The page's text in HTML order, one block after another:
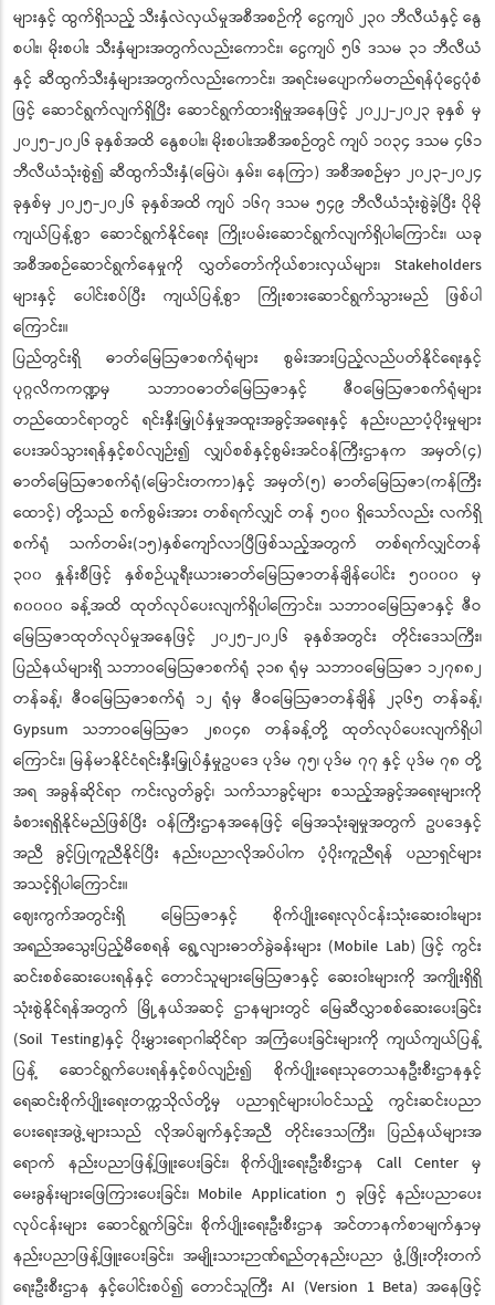
များနှင့် ထွက်ရှိသည့် သီးနှံလဲလှယ်မှုအစီအစဉ်ကို ငွေကျပ် ၂၃၀ ဘီလီယံနှင့် နွေ
စပါး၊ မိုးစပါး သီးနှံများအတွက်လည်းကောင်း၊ ငွေကျပ် ၅၆ ဒသမ ၃၁ ဘီလီယံ
နှင့် ဆီထွက်သီးနှံများအတွက်လည်းကောင်း၊ အရင်းမပျောက်မတည်ရန်ပုံငွေပုံစံ
ဖြင့် ဆောင်ရွက်လျက်ရှိပြီး ဆောင်ရွက်ထားရှိမှုအနေဖြင့် ၂၀၂၂-၂၀၂၃ ခုနှစ် မှ
၂၀၂၅-၂၀၂၆ ခုနှစ်အထိ နွေစပါး၊ မိုးစပါးအစီအစဉ်တွင် ကျပ် ၁၀၃၄ ဒသမ ၄၆၁
ဘီလီယံသုံးစွဲ၍ ဆီထွက်သီးနှံ(မြေပဲ၊ နှမ်း၊ နေကြာ) အစီအစဉ်မှာ ၂၀၂၃-၂၀၂၄
ခုနှစ်မှ ၂၀၂၅-၂၀၂၆ ခုနှစ်အထိ ကျပ် ၁၆၇ ဒသမ ၅၄၉ ဘီလီယံသုံးစွဲခဲ့ပြီး ပိုမို
ကျယ်ပြန့်စွာ ဆောင်ရွက်နိုင်ရေး ကြိုးပမ်းဆောင်ရွက်လျက်ရှိပါကြောင်း၊ ယခု
အစီအစဉ်ဆောင်ရွက်နေမှုကို လွှတ်တော်ကိုယ်စားလှယ်များ၊ Stakeholders
များနှင့် ပေါင်းစပ်ပြီး ကျယ်ပြန့်စွာ ကြိုးစားဆောင်ရွက်သွားမည် ဖြစ်ပါ
ကြောင်း။
ပြည်တွင်းရှိ ဓာတ်မြေဩဇာစက်ရုံများ စွမ်းအားပြည့်လည်ပတ်နိုင်ရေးနှင့်
ပုဂ္ဂလိကကဏ္ဍမှ သဘာဝဓာတ်မြေဩဇာနှင့် ဇီဝမြေဩဇာစက်ရုံများ
တည်ထောင်ရာတွင် ရင်းနှီးမြှုပ်နှံမှုအထူးအခွင့်အရေးနှင့် နည်းပညာပံ့ပိုးမှုများ
ပေးအပ်သွားရန်နှင့်စပ်လျဉ်း၍ လျှပ်စစ်နှင့်စွမ်းအင်ဝန်ကြီးဌာနက အမှတ်(၄)
ဓာတ်မြေဩဇာစက်ရုံ(မြောင်းတကာ)နှင့် အမှတ်(၅) ဓာတ်မြေဩဇာ(ကန်ကြီး
ထောင့်) တို့သည် စက်စွမ်းအား တစ်ရက်လျှင် တန် ၅၀၀ ရှိသော်လည်း လက်ရှိ
စက်ရုံ သက်တမ်း(၁၅)နှစ်ကျော်လာပြီဖြစ်သည့်အတွက် တစ်ရက်လျှင်တန်
၃၀၀ နှုန်းစီဖြင့် နှစ်စဉ်ယူရီးယားဓာတ်မြေဩဇာတန်ချိန်ပေါင်း ၅၀၀၀၀ မှ
၈၀၀၀၀ ခန့်အထိ ထုတ်လုပ်ပေးလျက်ရှိပါကြောင်း၊ သဘာဝမြေဩဇာနှင့် ဇီဝ
မြေဩဇာထုတ်လုပ်မှုအနေဖြင့် ၂၀၂၅-၂၀၂၆ ခုနှစ်အတွင်း တိုင်းဒေသကြီး၊
ပြည်နယ်များရှိ သဘာဝမြေဩဇာစက်ရုံ ၃၁၈ ရုံမှ သဘာဝမြေဩဇာ ၁၂၇၈၈၂
တန်ခန့်၊ ဇီဝမြေဩဇာစက်ရုံ ၁၂ ရုံမှ ဇီဝမြေဩဇာတန်ချိန် ၂၃၆၅ တန်ခန့်၊
Gypsum သဘာဝမြေဩဇာ ၂၈၀၄၈ တန်ခန့်တို့ ထုတ်လုပ်ပေးလျက်ရှိပါ
ကြောင်း၊ မြန်မာနိုင်ငံရင်းနှီးမြှုပ်နှံမှုဥပဒေ ပုဒ်မ ၇၅၊ ပုဒ်မ ၇၇ နှင့် ပုဒ်မ ၇၈ တို့
အရ အခွန်ဆိုင်ရာ ကင်းလွတ်ခွင့်၊ သက်သာခွင့်များ စသည့်အခွင့်အရေးများကို
ခံစားရရှိနိုင်မည်ဖြစ်ပြီး ဝန်ကြီးဌာနအနေဖြင့် မြေအသုံးချမှုအတွက် ဥပဒေနှင့်
အညီ ခွင့်ပြုကူညီနိုင်ပြီး နည်းပညာလိုအပ်ပါက ပံ့ပိုးကူညီရန် ပညာရှင်များ
အသင့်ရှိပါကြောင်း။
ဈေးကွက်အတွင်းရှိ မြေဩဇာနှင့် စိုက်ပျိုးရေးလုပ်ငန်းသုံးဆေးဝါးများ
အရည်အသွေးပြည့်မီစေရန် ရွေ့လျားဓာတ်ခွဲခန်းများ (Mobile Lab) ဖြင့် ကွင်း
ဆင်းစစ်ဆေးပေးရန်နှင့် တောင်သူများမြေဩဇာနှင့် ဆေးဝါးများကို အကျိုးရှိရှိ
သုံးစွဲနိုင်ရန်အတွက် မြို့နယ်အဆင့် ဌာနများတွင် မြေဆီလွှာစစ်ဆေးပေးခြင်း
(Soil Testing)နှင့် ပိုးမွှားရောဂါဆိုင်ရာ အကြံပေးခြင်းများကို ကျယ်ကျယ်ပြန့်
ပြန့် ဆောင်ရွက်ပေးရန်နှင့်စပ်လျဉ်း၍ စိုက်ပျိုးရေးသုတေသနဦးစီးဌာနနှင့်
ရေဆင်းစိုက်ပျိုးရေးတက္ကသိုလ်တို့မှ ပညာရှင်များပါဝင်သည့် ကွင်းဆင်းပညာ
ပေးရေးအဖွဲ့များသည် လိုအပ်ချက်နှင့်အညီ တိုင်းဒေသကြီး၊ ပြည်နယ်များအ
ရောက် နည်းပညာဖြန့်ဖြူးပေးခြင်း၊ စိုက်ပျိုးရေးဦးစီးဌာန Call Center မှ
မေးခွန်းများဖြေကြားပေးခြင်း၊ Mobile Application ၅ ခုဖြင့် နည်းပညာပေး
လုပ်ငန်းများ ဆောင်ရွက်ခြင်း၊ စိုက်ပျိုးရေးဦးစီးဌာန အင်တာနက်စာမျက်နှာမှ
နည်းပညာဖြန့်ဖြူးပေးခြင်း၊ အမျိုးသားဉာဏ်ရည်တုနည်းပညာ ဖွံ့ဖြိုးတိုးတက်
ရေးဦးစီးဌာန နှင့်ပေါင်းစပ်၍ တောင်သူကြီး AI (Version 1 Beta) အနေဖြင့်